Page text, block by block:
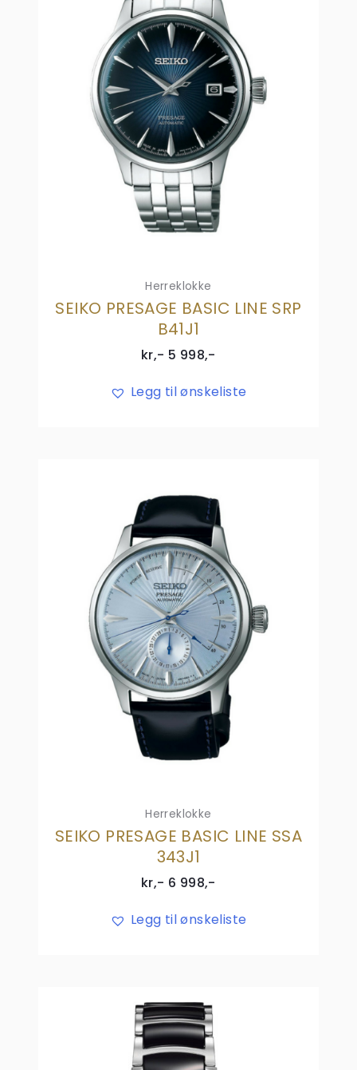
Herreklokke
SEIKO PRESAGE BASIC LINE SRP
B41J1
kr,- 5 998,-
Legg til ønskeliste
Herreklokke
SEIKO PRESAGE BASIC LINE SSA
343J1
kr,- 6 998,-
Legg til ønskeliste